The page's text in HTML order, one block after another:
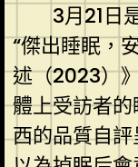
3月21日
“傑出睡眠，
述（2023）
體上受訪者
西的品質自